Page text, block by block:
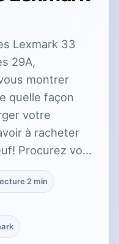
Lexmark 33
29A,
montrer
quelle façon
votre
à racheter
Procurez vo…
2 min